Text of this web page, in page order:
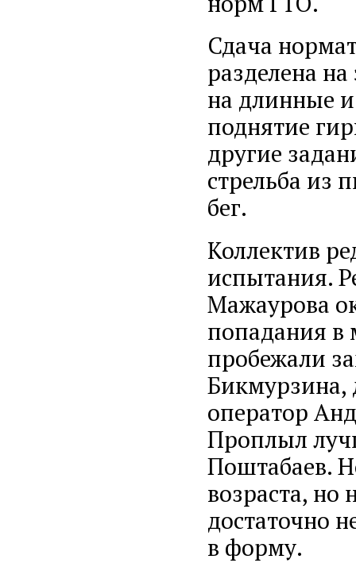
Сдача
разделена
на длинные
поднятие
другие
стрельба из
бег.
Коллектив
испытания.
Мажаурова
попадания в
пробежали
Бикмурзина,
оператор
Проплыл
Поштабаев.
возраста, но
достаточно
в форму.